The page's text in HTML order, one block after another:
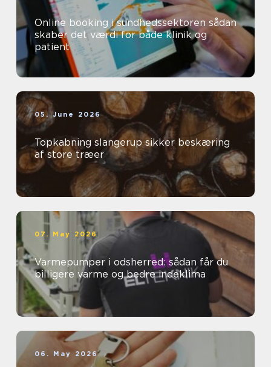
Online booking i sundhedssektoren sådan
skaber det værdi for både klinik og
patient
05. June 2026
Topkabning slangerup sikker beskæring
af store træer
07. May 2026
Varmepumper i odsherred: sådan får du
billigere varme og bedre indeklima
06. May 2026